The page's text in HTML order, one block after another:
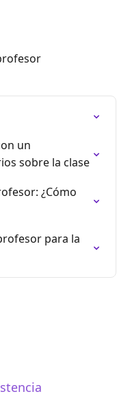
un
sobre la clase
¿Cómo
para la